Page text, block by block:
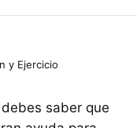
y Ejercicio
debes saber que